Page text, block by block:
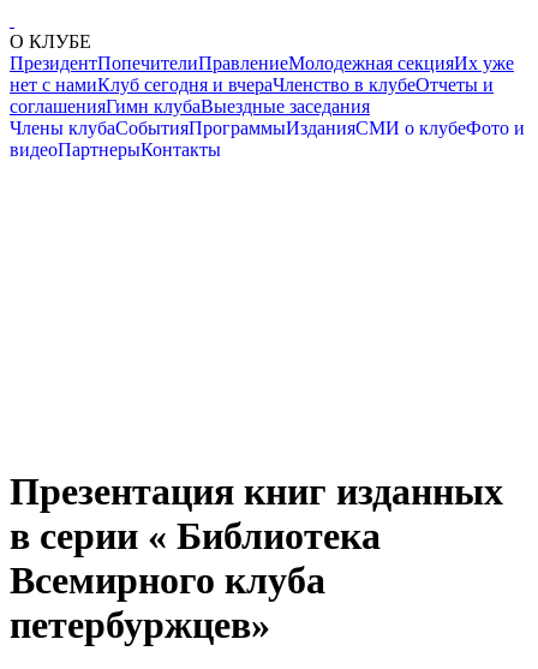
О КЛУБЕ
ПрезидентПопечителиПравлениеМолодежная секцияИх уже
нет с намиКлуб сегодня и вчераЧленство в клубеОтчеты и
соглашенияГимн клубаВыездные заседания
Члены клубаСобытияПрограммыИзданияСМИ о клубеФото и
видеоПартнерыКонтакты
Презентация книг изданных
в серии « Библиотека
Всемирного клуба
петербуржцев»